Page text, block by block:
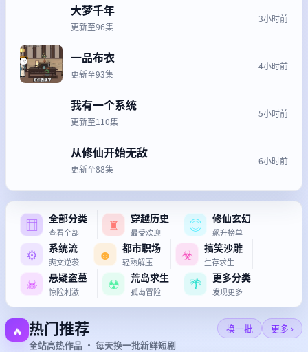
大梦千年
更新至96集
3小时前
一品布衣
更新至93集
4小时前
我有一个系统
更新至110集
5小时前
从修仙开始无敌
更新至88集
6小时前
▦ 全部分类
查看全部 ♜ 穿越历史
最受欢迎 ◎ 修仙玄幻
飙升榜单
⚙ 系统流
爽文逆袭 ☻ 都市职场
轻熟解压 ☣ 搞笑沙雕
生存求生
☠ 悬疑盗墓
惊险刺激 ☢ 荒岛求生
孤岛冒险 🌴 更多分类
发现更多
🔥 热门推荐
全站高热作品 · 每天换一批新鲜短剧
换一批 更多 ›